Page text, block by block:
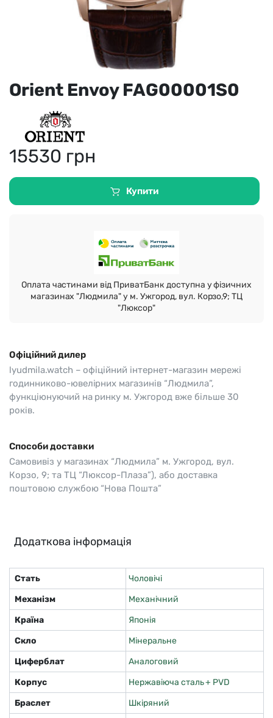
Orient Envoy FAG00001S0
15530 грн
Купити
Оплата частинами від ПриватБанк доступна у фізичних
магазинах "Людмила" у м. Ужгород, вул. Корзо,9; ТЦ
"Люксор"
Офіційний дилер
lyudmila.watch – офіційний інтернет-магазин мережі
годинниково-ювелірних магазинів “Людмила”,
функціюнуючий на ринку м. Ужгород вже більше 30
років.
Способи доставки
Самовивіз у магазинах “Людмила” м. Ужгород, вул.
Корзо, 9; та ТЦ “Люксор-Плаза”), або доставка
поштовою службою “Нова Пошта”
Додаткова інформація
Стать
Чоловічі
Механізм
Механічний
Країна
Японія
Скло
Мінеральне
Циферблат
Аналоговий
Корпус
Нержавіюча сталь + PVD
Браслет
Шкіряний